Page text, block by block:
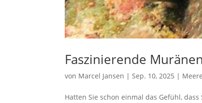
Faszinierende
von Marcel Jansen |Sep. 10, 2025 |
Hatten Sie schon einmal das Gefühl,